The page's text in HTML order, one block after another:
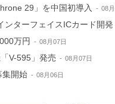
29」を中国初導入 08
ンターフェイスICカード開発
万円 08月07日
V-595」発売 08月07日
集開始 08月06日